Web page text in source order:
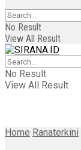
No Result
View All Result
No Result
View All Result
Home Ranaterkini